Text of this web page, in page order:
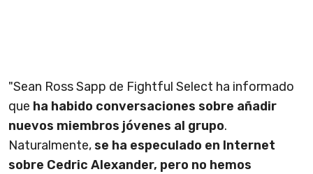
"Sean Ross Sapp de Fightful Select ha informado
que ha habido conversaciones sobre añadir
nuevos miembros jóvenes al grupo.
Naturalmente,se ha especulado en Internet
sobre Cedric Alexander, pero no hemos